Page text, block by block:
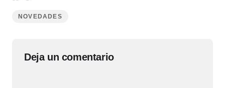
NOVEDADES
Deja un comentario